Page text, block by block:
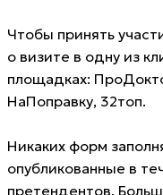
Чтобы принять
о визите в одну из
площадках:
НаПоправку, 32топ.
Никаких форм
опубликованные в
претендентов.